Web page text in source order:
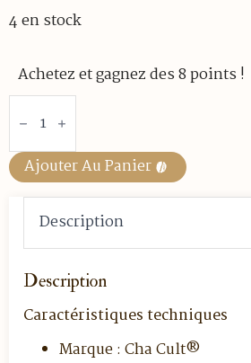
4 en stock
Achetez et gagnez des 8 points !
quantité
Filtre
XS
Ø
5
cm
Cult®
Ajouter Au Panier
Description
Caractéristiques techniques
Marque : Cha Cult®